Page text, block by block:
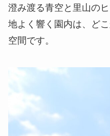
澄み渡る青空と里山の
地よく響く園内は、ど
空間です。